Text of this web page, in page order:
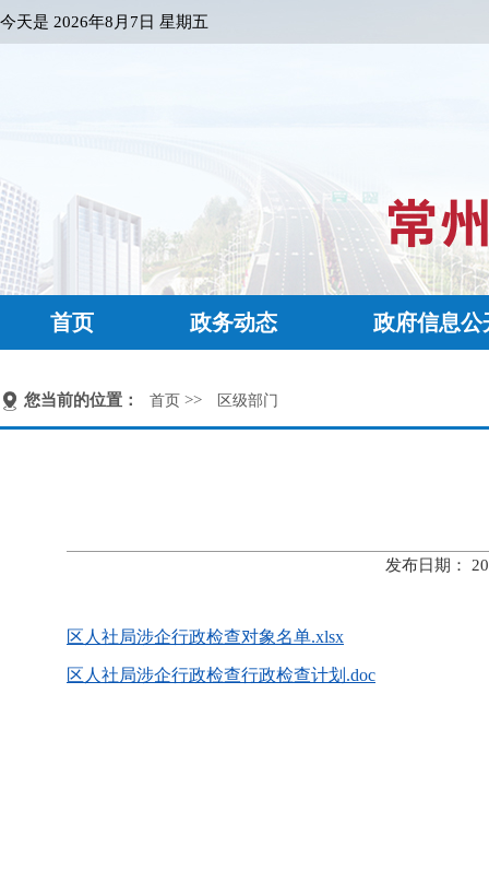
今天是 2026年8月7日 星期五
首页 政务动态 政府信息公
您当前的位置： 首页 >> 区级部门
发布日期：
区人社局涉企行政检查对象名单.xlsx
区人社局涉企行政检查行政检查计划.doc